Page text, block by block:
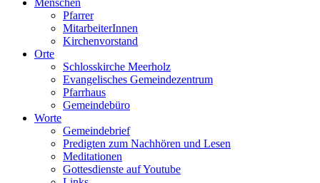
Menschen
Pfarrer
MitarbeiterInnen
Kirchenvorstand
Orte
Schlosskirche Meerholz
Evangelisches Gemeindezentrum
Pfarrhaus
Gemeindebüro
Worte
Gemeindebrief
Predigten zum Nachhören und Lesen
Meditationen
Gottesdienste auf Youtube